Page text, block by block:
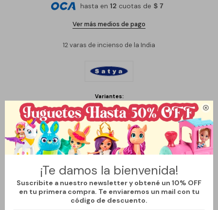

¡Te damos la bienvenida!
Suscribite a nuestro newsletter y obtené un 10% OFF
en tu primera compra. Te enviaremos un mail con tu
código de descuento.
hasta en 12 cuotas de $ 7
Ver más medios de pago
12 varas de incienso de la India
Variantes:
Métodos y costos de envío
CARACTERÍSTICAS
Feng Shui Si